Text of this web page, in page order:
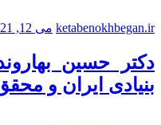
ketabenokhbegan.ir می 12, 2021
دکتر حسین
بنیادی ایران و